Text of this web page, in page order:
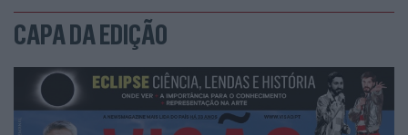
CAPA DA EDIÇÃO